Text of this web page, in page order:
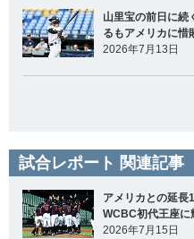
山里宝の前日に続
るもアメリカに惜
2026年7月13日
試合レポート 関連記事
アメリカとの延長
WCBC初代王座に
2026年7月15日